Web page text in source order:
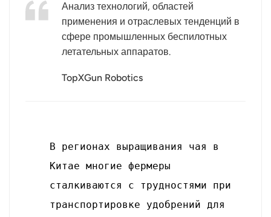
Анализ технологий, областей
применения и отраслевых тенденций в
сфере промышленных беспилотных
летательных аппаратов.
TopXGun Robotics
В регионах выращивания чая в
Китае многие фермеры
сталкиваются с трудностями при
транспортировке удобрений для